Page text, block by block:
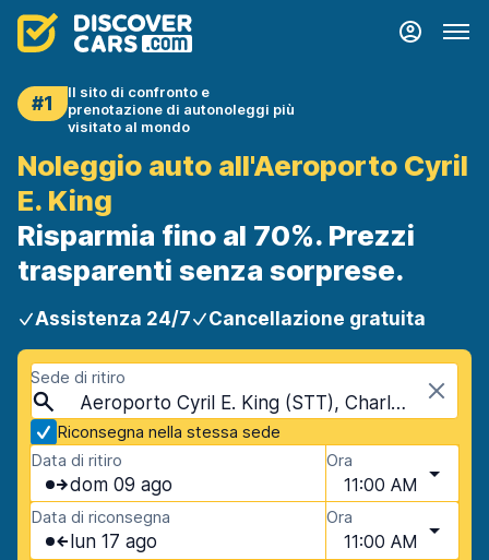
#1
Il sito di confronto e
prenotazione di autonoleggi più
visitato al mondo
Noleggio auto all'Aeroporto Cyril
E. King
Risparmia fino al 70%. Prezzi
trasparenti senza sorprese.
Assistenza 24/7 Cancellazione gratuita
Sede di ritiro
Aeroporto Cyril E. King (STT), Charlotte Amalie Ovest, Isole Vergini Americane
Riconsegna nella stessa sede
Data di ritiro
dom 09 ago
Ora
11:00 AM
Data di riconsegna
lun 17 ago
Ora
11:00 AM